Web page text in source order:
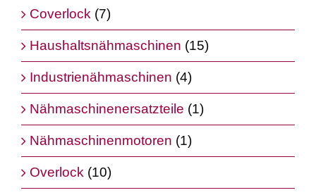
Coverlock (7)
Haushaltsnähmaschinen (15)
Industrienähmaschinen (4)
Nähmaschinenersatzteile (1)
Nähmaschinenmotoren (1)
Overlock (10)